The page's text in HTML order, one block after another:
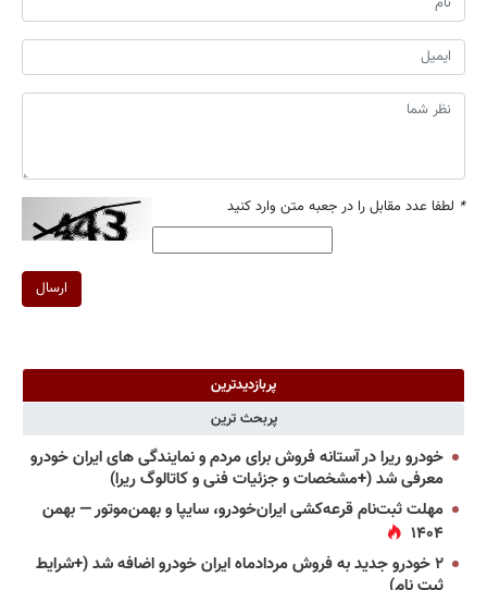
* لطفا عدد مقابل را در جعبه متن وارد کنید
ارسال
پربازدیدترین
پربحث ترین
خودرو ریرا در آستانه فروش برای مردم و نمایندگی های ایران خودرو
معرفی شد (+مشخصات و جزئیات فنی و کاتالوگ ریرا)
مهلت ثبت‌نام قرعه‌کشی ایران‌خودرو، سایپا و بهمن‌موتور — بهمن
۱۴۰۴
۲ خودرو جدید به فروش مردادماه ایران خودرو اضافه شد (+شرایط